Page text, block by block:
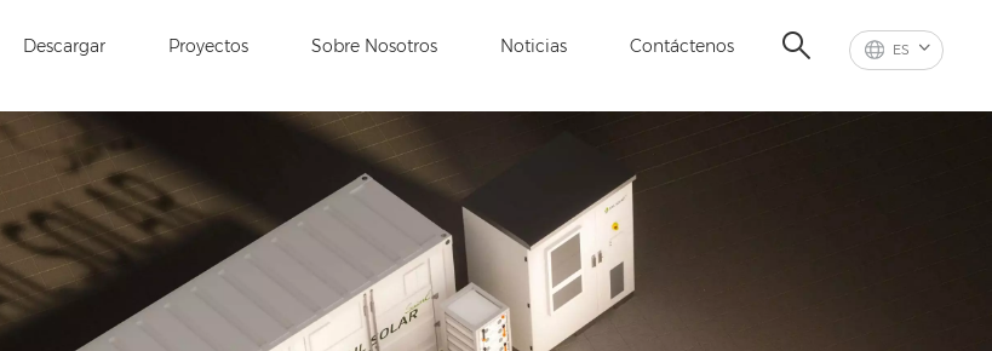
ES
Descargar Proyectos Sobre Nosotros Noticias Contáctenos